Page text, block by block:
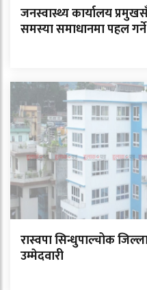
जनस्वास्थ्य कार्यालय
समस्या समाधानमा पहल गर्ने
रास्वपा सिन्धुपाल्चोक
उम्मेदवारी